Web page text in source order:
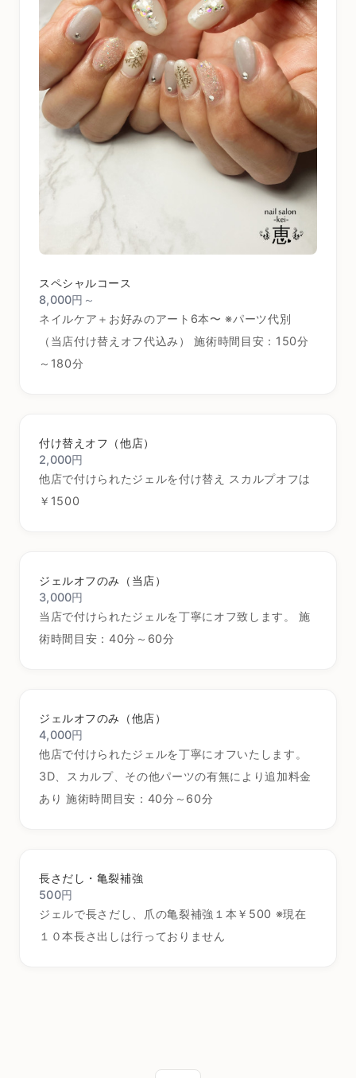
スペシャルコース
8,000円～
ネイルケア＋お好みのアート6本〜 ※パーツ代別
（当店付け替えオフ代込み） 施術時間目安：150分
～180分
付け替えオフ（他店）
2,000円
他店で付けられたジェルを付け替え スカルプオフは
￥1500
ジェルオフのみ（当店）
3,000円
当店で付けられたジェルを丁寧にオフ致します。 施
術時間目安：40分～60分
ジェルオフのみ（他店）
4,000円
他店で付けられたジェルを丁寧にオフいたします。
3D、スカルプ、その他パーツの有無により追加料金
あり 施術時間目安：40分～60分
長さだし・亀裂補強
500円
ジェルで長さだし、爪の亀裂補強１本￥500 ※現在
１０本長さ出しは行っておりません